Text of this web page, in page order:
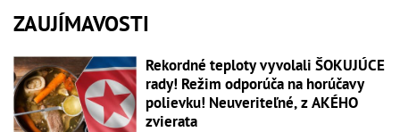
ZAUJÍMAVOSTI
Rekordné teploty vyvolali ŠOKUJÚCE
rady! Režim odporúča na horúčavy
polievku! Neuveriteľné, z AKÉHO
zvierata